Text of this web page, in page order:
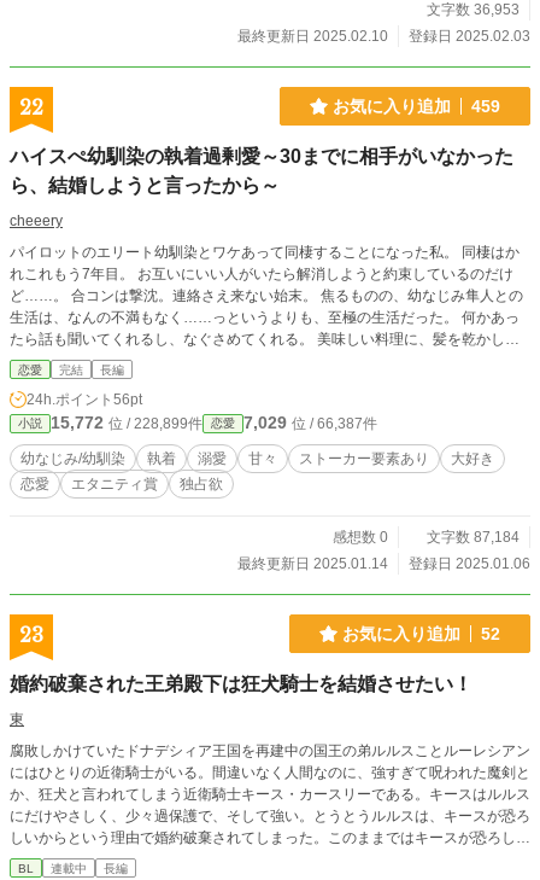
文字数 36,953
最終更新日 2025.02.10
登録日 2025.02.03
22 お気に入り追加 459
ハイスぺ幼馴染の執着過剰愛～30までに相手がいなかった
ら、結婚しようと言ったから～
cheeery
パイロットのエリート幼馴染とワケあって同棲することになった私。 同棲はか
れこれもう7年目。 お互いにいい人がいたら解消しようと約束しているのだけ
ど……。 合コンは撃沈。連絡さえ来ない始末。 焦るものの、幼なじみ隼人との
生活は、なんの不満もなく……っというよりも、至極の生活だった。 何かあっ
たら話も聞いてくれるし、なぐさめてくれる。 美味しい料理に、髪を乾かして
くれたり、買い物に連れ出してくれたり……しかも家賃はいらないと受け取って
もくれない。 私……こんなに甘えっぱなしでいいのかな？ そしてわたしの30歳
の誕生日。 「美羽、お誕生日おめでとう。結婚しようか」 「なに言ってる
の？」 優しかったはずの隼人が豹変。 「30になってお互いに相手がいなかった
ら、結婚しようって美羽が言ったんだよね？」 彼の秘密を知ったら、もう逃げ
ることは出来ない。 「絶対に逃がさないよ？」
恋愛 完結 長編
24h.ポイント 56pt
小説 15,772 位 / 228,899件 恋愛 7,029 位 / 66,387件
幼なじみ/幼馴染 執着 溺愛 甘々 ストーカー要素あり
大好き
恋愛
エタニティ賞 独占欲
感想数 0
文字数 87,184
最終更新日 2025.01.14
登録日 2025.01.06
23 お気に入り追加 52
婚約破棄された王弟殿下は狂犬騎士を結婚させたい！
東
腐敗しかけていたドナデシィア王国を再建中の国王の弟ルルスことルーレシアン
にはひとりの近衛騎士がいる。間違いなく人間なのに、強すぎて呪われた魔剣と
か、狂犬と言われてしまう近衛騎士キース・カースリーである。キースはルルス
にだけやさしく、少々過保護で、そして強い。とうとうルルスは、キースが恐ろ
しいからという理由で婚約破棄されてしまった。このままではキースが恐ろしい
からという理由で、兄である国王の婚姻相手も見つからなくなってしまう。国を
BL 連載中 長編